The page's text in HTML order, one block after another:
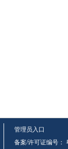
管理员入口
备案/许可证编号：